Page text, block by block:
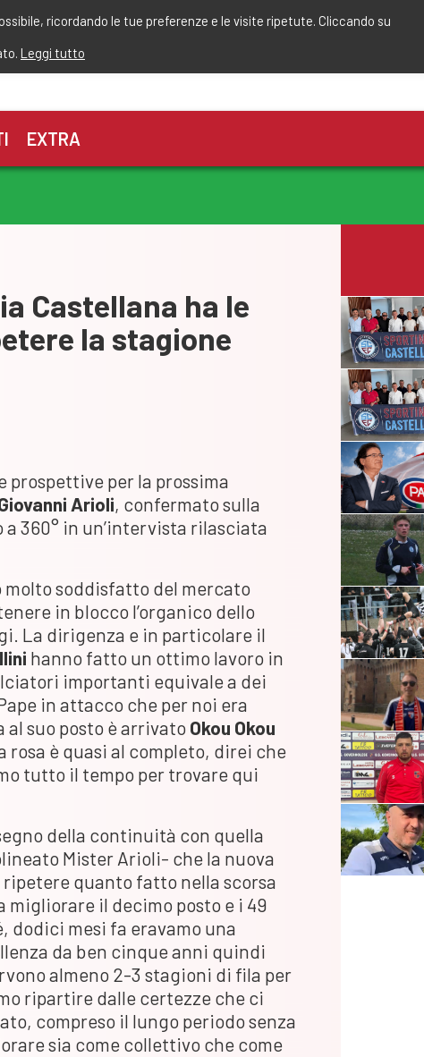
EXTRA
Castellana ha le
la stagione
per la prossima
Arioli, confermato sulla
360° in un’intervista rilasciata
molto soddisfatto del mercato
in blocco l’organico dello
La dirigenza e in particolare il
hanno fatto un ottimo lavoro in
importanti equivale a dei
in attacco che per noi era
suo posto è arrivato Okou Okou
è quasi al completo, direi che
tutto il tempo per trovare qui
della continuità con quella
Mister Arioli- che la nuova
quanto fatto nella scorsa
migliorare il decimo posto e i 49
dodici mesi fa eravamo una
da ben cinque anni quindi
almeno 2-3 stagioni di fila per
ripartire dalle certezze che ci
compreso il lungo periodo senza
sia come collettivo che come
ricordando le tue preferenze e le visite ripetute. Cliccando su
Leggi tutto